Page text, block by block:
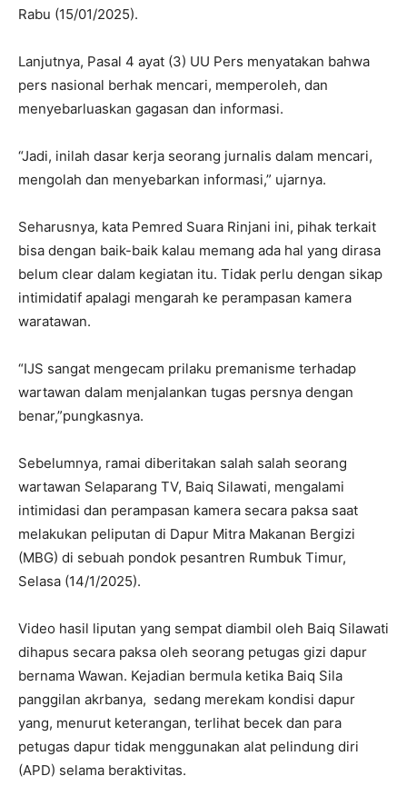
Rabu (15/01/2025).
Lanjutnya, Pasal 4 ayat (3) UU Pers menyatakan bahwa
pers nasional berhak mencari, memperoleh, dan
menyebarluaskan gagasan dan informasi.
“Jadi, inilah dasar kerja seorang jurnalis dalam mencari,
mengolah dan menyebarkan informasi,” ujarnya.
Seharusnya, kata Pemred Suara Rinjani ini, pihak terkait
bisa dengan baik-baik kalau memang ada hal yang dirasa
belum clear dalam kegiatan itu. Tidak perlu dengan sikap
intimidatif apalagi mengarah ke perampasan kamera
waratawan.
“IJS sangat mengecam prilaku premanisme terhadap
wartawan dalam menjalankan tugas persnya dengan
benar,”pungkasnya.
Sebelumnya, ramai diberitakan salah salah seorang
wartawan Selaparang TV, Baiq Silawati, mengalami
intimidasi dan perampasan kamera secara paksa saat
melakukan peliputan di Dapur Mitra Makanan Bergizi
(MBG) di sebuah pondok pesantren Rumbuk Timur,
Selasa (14/1/2025).
Video hasil liputan yang sempat diambil oleh Baiq Silawati
dihapus secara paksa oleh seorang petugas gizi dapur
bernama Wawan. Kejadian bermula ketika Baiq Sila
panggilan akrbanya, sedang merekam kondisi dapur
yang, menurut keterangan, terlihat becek dan para
petugas dapur tidak menggunakan alat pelindung diri
(APD) selama beraktivitas.